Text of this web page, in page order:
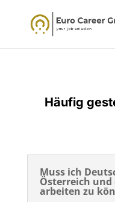
Häufig
Muss ich
Österreich und
arbeiten zu